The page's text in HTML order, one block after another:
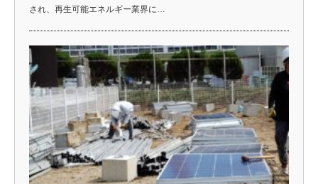
され、再生可能エネルギー業界に…